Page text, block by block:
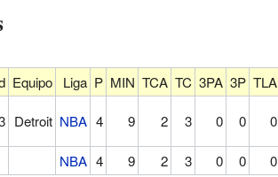
Equipo Liga P MIN TCA TC 3PA 3P TLA
Detroit NBA 4 9 2 3 0 0 0
NBA 4 9 2 3 0 0 0